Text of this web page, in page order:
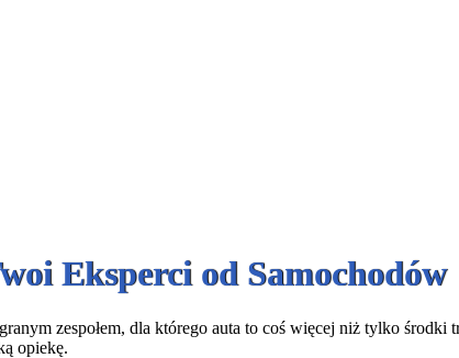
Eksperci od Samochodów
zespołem, dla którego auta to coś więcej niż tylko środki
opiekę.